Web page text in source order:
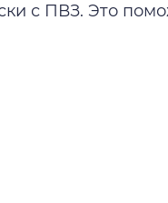
с ПВЗ. Это